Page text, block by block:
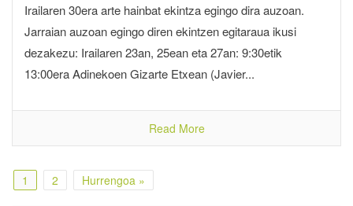
Irailaren 30era arte hainbat ekintza egingo dira auzoan.
Jarraian auzoan egingo diren ekintzen egitaraua ikusi
dezakezu: Irailaren 23an, 25ean eta 27an: 9:30etik
13:00era Adinekoen Gizarte Etxean (Javier...
Read More
1 2 Hurrengoa »